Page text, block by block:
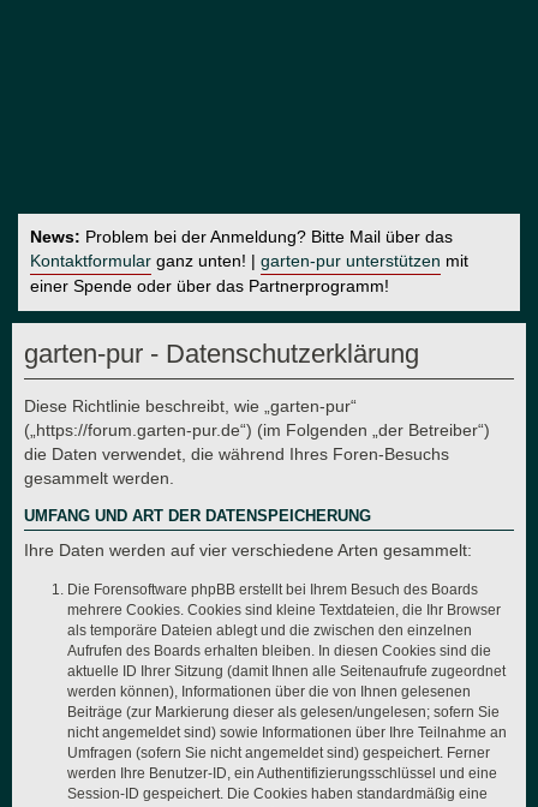
News: Problem bei der Anmeldung? Bitte Mail über das
Kontaktformular ganz unten! | garten-pur unterstützen mit
einer Spende oder über das Partnerprogramm!
garten-pur - Datenschutzerklärung
Diese Richtlinie beschreibt, wie „garten-pur“
(„https://forum.garten-pur.de“) (im Folgenden „der Betreiber“)
die Daten verwendet, die während Ihres Foren-Besuchs
gesammelt werden.
UMFANG UND ART DER DATENSPEICHERUNG
Ihre Daten werden auf vier verschiedene Arten gesammelt:
Die Forensoftware phpBB erstellt bei Ihrem Besuch des Boards
mehrere Cookies. Cookies sind kleine Textdateien, die Ihr Browser
als temporäre Dateien ablegt und die zwischen den einzelnen
Aufrufen des Boards erhalten bleiben. In diesen Cookies sind die
aktuelle ID Ihrer Sitzung (damit Ihnen alle Seitenaufrufe zugeordnet
werden können), Informationen über die von Ihnen gelesenen
Beiträge (zur Markierung dieser als gelesen/ungelesen; sofern Sie
nicht angemeldet sind) sowie Informationen über Ihre Teilnahme an
Umfragen (sofern Sie nicht angemeldet sind) gespeichert. Ferner
werden Ihre Benutzer-ID, ein Authentifizierungsschlüssel und eine
Session-ID gespeichert. Die Cookies haben standardmäßig eine